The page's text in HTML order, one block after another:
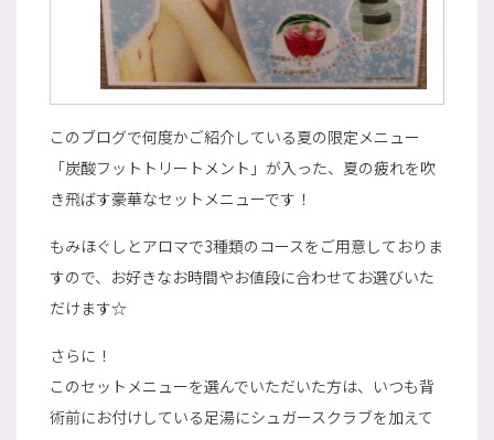
このブログで何度かご紹介している夏の限定メニュー
「炭酸フットトリートメント」が入った、夏の疲れを吹
き飛ばす豪華なセットメニューです！
もみほぐしとアロマで3種類のコースをご用意しておりま
すので、お好きなお時間やお値段に合わせてお選びいた
だけます☆
さらに！
このセットメニューを選んでいただいた方は、いつも背
術前にお付けしている足湯にシュガースクラブを加えて